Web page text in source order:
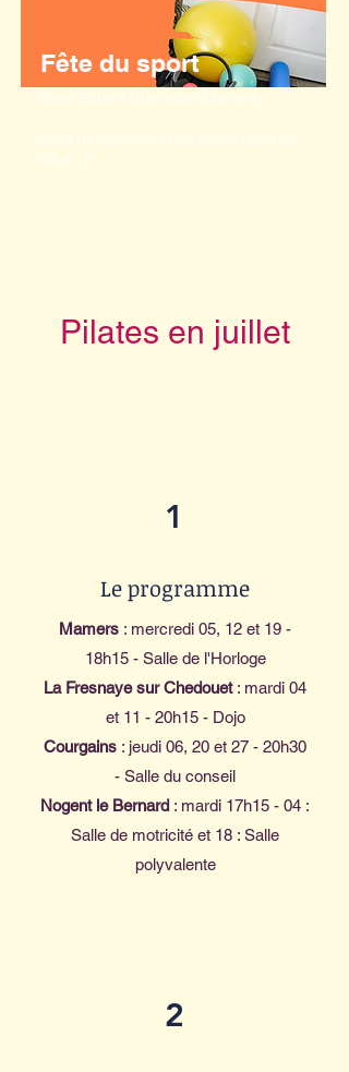
Fête du sport
Salle Robert Chevallier Mamers
Stand de rencontre et de présentation de
10h à 17h.
Pilates en juillet
1
Le programme
Mamers : mercredi 05, 12 et 19 -
18h15 - Salle de l'Horloge
La Fresnaye sur Chedouet: mardi 04
et 11 - 20h15 - Dojo
Courgains : jeudi 06, 20 et 27 - 20h30
- Salle du conseil
Nogent le Bernard : mardi 17h15 - 04 :
Salle de motricité et 18 : Salle
polyvalente
2